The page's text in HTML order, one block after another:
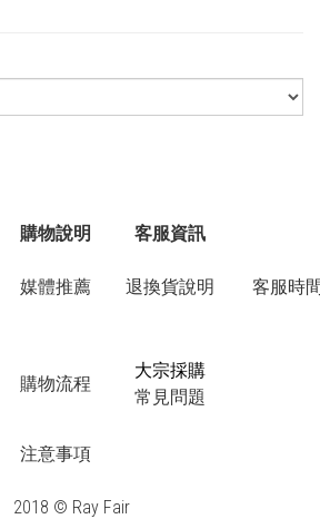
購物說明
客服資訊
媒體推薦 退換貨說明 客服時
購物流程
大宗採購
常見問題
注意事項
2018 © Ray Fair